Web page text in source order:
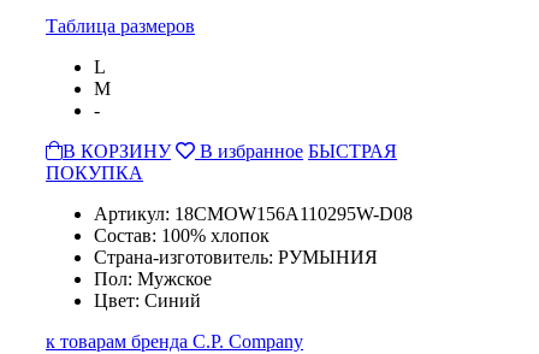
Таблица размеров
L
M
-
В КОРЗИНУ
В избранное БЫСТРАЯ
ПОКУПКА
Артикул: 18CMOW156A110295W-D08
Состав: 100% хлопок
Страна-изготовитель: РУМЫНИЯ
Пол: Мужское
Цвет: Синий
к товарам бренда C.P. Company